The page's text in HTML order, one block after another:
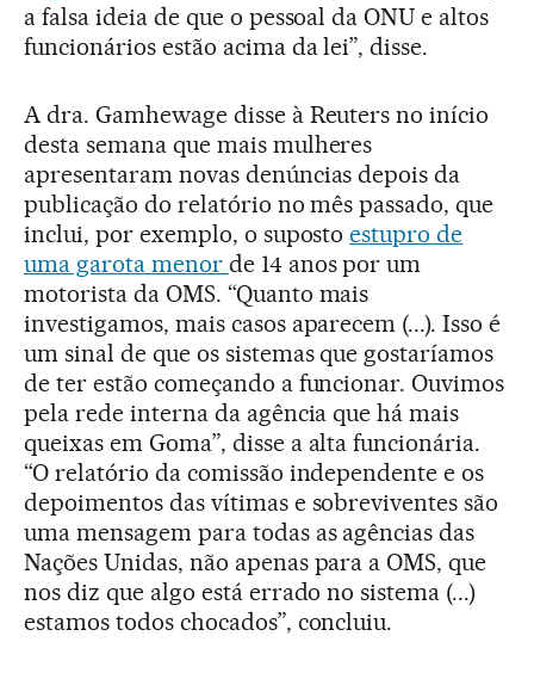
a falsa ideia de que o pessoal da ONU e altos
funcionários estão acima da lei”, disse.
A dra. Gamhewage disse à Reuters no início
desta semana que mais mulheres
apresentaram novas denúncias depois da
publicação do relatório no mês passado, que
inclui, por exemplo, o supostoestupro de
uma garota menor de 14 anos por um
motorista da OMS. “Quanto mais
investigamos, mais casos aparecem (...). Isso é
um sinal de que os sistemas que gostaríamos
de ter estão começando a funcionar. Ouvimos
pela rede interna da agência que há mais
queixas em Goma”, disse a alta funcionária.
“O relatório da comissão independente e os
depoimentos das vítimas e sobreviventes são
uma mensagem para todas as agências das
Nações Unidas, não apenas para a OMS, que
nos diz que algo está errado no sistema (...)
estamos todos chocados”, concluiu.